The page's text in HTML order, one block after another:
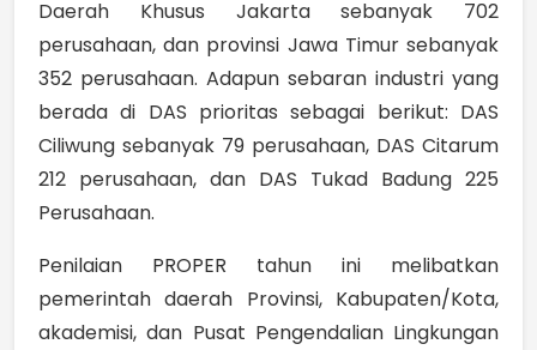
Daerah Khusus Jakarta sebanyak 702
perusahaan, dan provinsi Jawa Timur sebanyak
352 perusahaan. Adapun sebaran industri yang
berada di DAS prioritas sebagai berikut: DAS
Ciliwung sebanyak 79 perusahaan, DAS Citarum
212 perusahaan, dan DAS Tukad Badung 225
Perusahaan.
Penilaian PROPER tahun ini melibatkan
pemerintah daerah Provinsi, Kabupaten/Kota,
akademisi, dan Pusat Pengendalian Lingkungan